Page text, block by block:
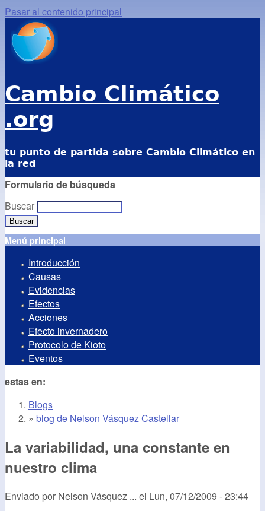
Pasar al contenido principal
Cambio Climático
.org
tu punto de partida sobre Cambio Climático en
la red
Formulario de búsqueda
Buscar
Menú principal
Introducción
Causas
Evidencias
Efectos
Acciones
Efecto invernadero
Protocolo de Kioto
Eventos
estas en:
Blogs
» blog de Nelson Vásquez Castellar
La variabilidad, una constante en
nuestro clima
Enviado por Nelson Vásquez ... el Lun, 07/12/2009 - 23:44